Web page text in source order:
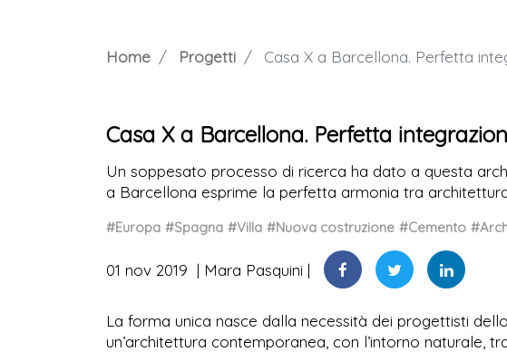
Home Progetti Casa X a Barcellona. Perfetta
Casa X a Barcellona. Perfetta
Un soppesato processo di ricerca ha dato a questa
a Barcellona esprime la perfetta armonia tra
#Europa #Spagna #Villa #Nuova costruzione #Cemento
01 nov 2019 Mara Pasquini
La forma unica nasce dalla necessità dei progettisti
un’architettura contemporanea, con l’intorno naturale,